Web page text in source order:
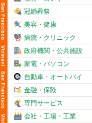
冠婚葬祭
美容・健康
病院・クリニック
政府機関・公共施設
家電・パソコン
自動車・オートバイ
金融・保険
専門サービス
会社・工場・工業